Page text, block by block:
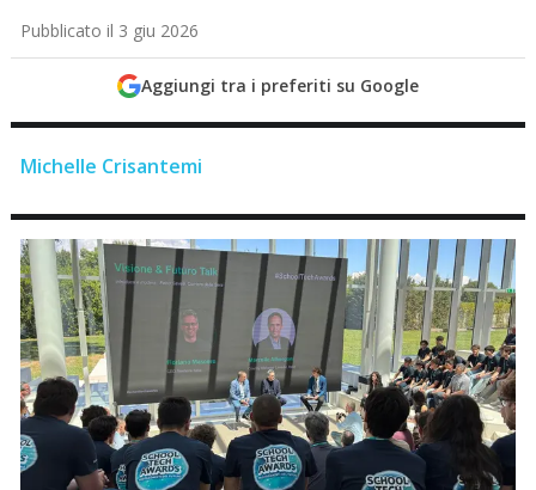
Pubblicato il 3 giu 2026
Aggiungi tra i preferiti su Google
Michelle Crisantemi